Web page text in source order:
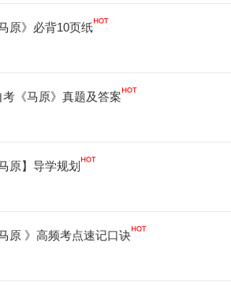
原》必背10页纸
《马原》真题及答案
原】导学规划
原 》高频考点速记口诀